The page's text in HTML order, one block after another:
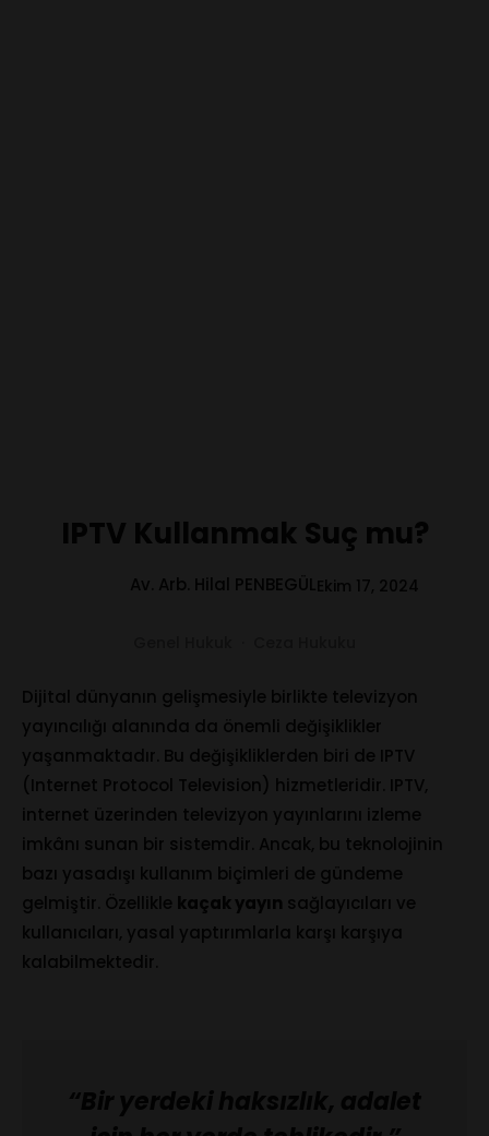
IPTV Kullanmak Suç mu?
Av. Arb. Hilal PENBEGÜLEkim 17, 2024
Dijital dünyanın gelişmesiyle birlikte televizyon
yayıncılığı alanında da önemli değişiklikler
yaşanmaktadır. Bu değişikliklerden biri de IPTV
(Internet Protocol Television) hizmetleridir. IPTV,
internet üzerinden televizyon yayınlarını izleme
imkânı sunan bir sistemdir. Ancak, bu teknolojinin
bazı yasadışı kullanım biçimleri de gündeme
gelmiştir. Özellikle kaçak yayın sağlayıcıları ve
kullanıcıları, yasal yaptırımlarla karşı karşıya
kalabilmektedir.